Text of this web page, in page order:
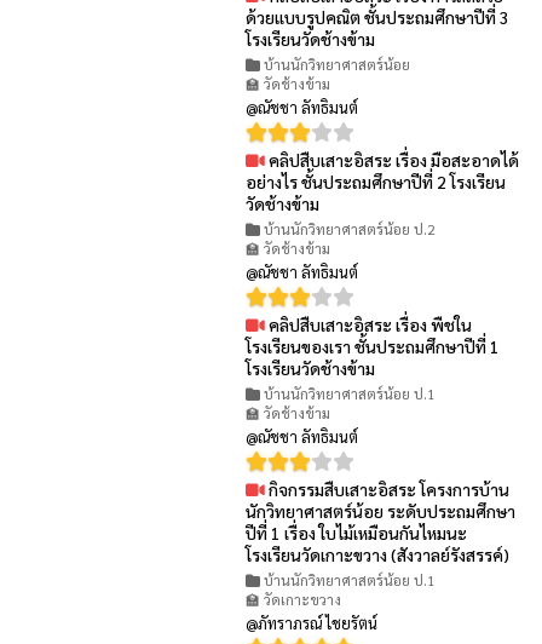
ด้วยแบบรูปคณิต ชั้นประถมศึกษาปีที่ 3
โรงเรียนวัดช้างข้าม
บ้านนักวิทยาศาสตร์น้อย
🏫 วัดช้างข้าม
@ณัชชา ลัทธิมนต์
คลิปสืบเสาะอิสระ เรื่อง มือสะอาดได้
อย่างไร ชั้นประถมศึกษาปีที่ 2 โรงเรียน
วัดช้างข้าม
บ้านนักวิทยาศาสตร์น้อย ป.2
🏫 วัดช้างข้าม
@ณัชชา ลัทธิมนต์
คลิปสืบเสาะอิสระ เรื่อง พืชใน
โรงเรียนของเรา ชั้นประถมศึกษาปีที่ 1
โรงเรียนวัดช้างข้าม
บ้านนักวิทยาศาสตร์น้อย ป.1
🏫 วัดช้างข้าม
@ณัชชา ลัทธิมนต์
กิจกรรมสืบเสาะอิสระ โครงการบ้าน
นักวิทยาศาสตร์น้อย ระดับประถมศึกษา
ปีที่ 1 เรื่อง ใบไม้เหมือนกันไหมนะ
โรงเรียนวัดเกาะขวาง (สังวาลย์รังสรรค์)
บ้านนักวิทยาศาสตร์น้อย ป.1
🏫 วัดเกาะขวาง
@ภัทราภรณ์ ไชยรัตน์